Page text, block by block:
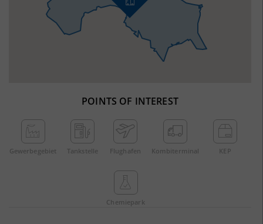
POINTS OF INTEREST
Gewerbe­gebiet Tankstelle Flughafen Kombi­terminal KEP
Chemie­park